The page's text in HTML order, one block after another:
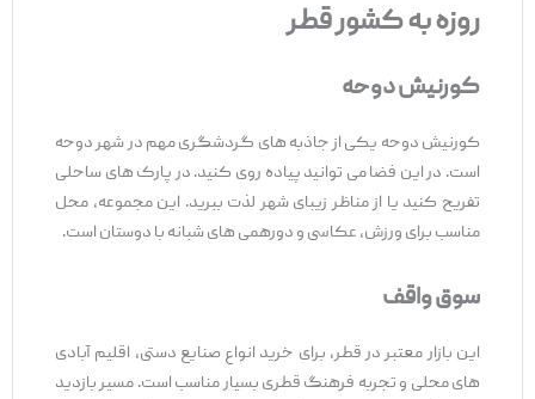
روزه به کشور قطر
کورنیش دوحه
کورنیش دوحه یکی از جاذبه ‌های گردشگری مهم در شهر دوحه
است. در این فضا می ‌توانید پیاده ‌روی کنید. در پارک ‌های ساحلی
تفریح کنید یا از مناظر زیبای شهر لذت ببرید. این مجموعه، محل
مناسب برای ورزش، عکاسی و دورهمی های شبانه با دوستان است.
سوق واقف
این بازار معتبر در قطر، برای خرید انواع صنایع دستی، اقلیم آبادی
‌های محلی و تجربه فرهنگ قطری بسیار مناسب است. مسیر بازدید